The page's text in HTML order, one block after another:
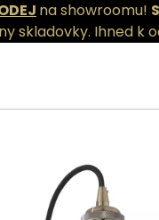
na showroomu!
skladovky. Ihned k